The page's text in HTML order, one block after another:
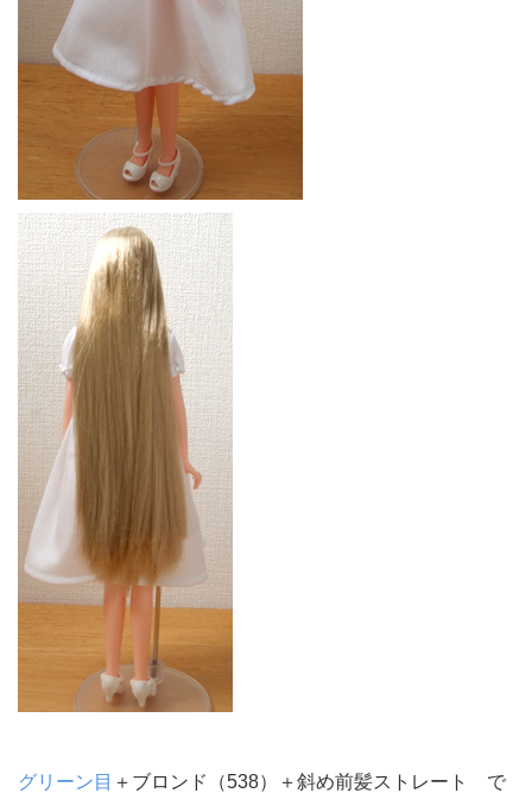
グリーン目 ＋ブロンド（538）＋斜め前髪ストレート で